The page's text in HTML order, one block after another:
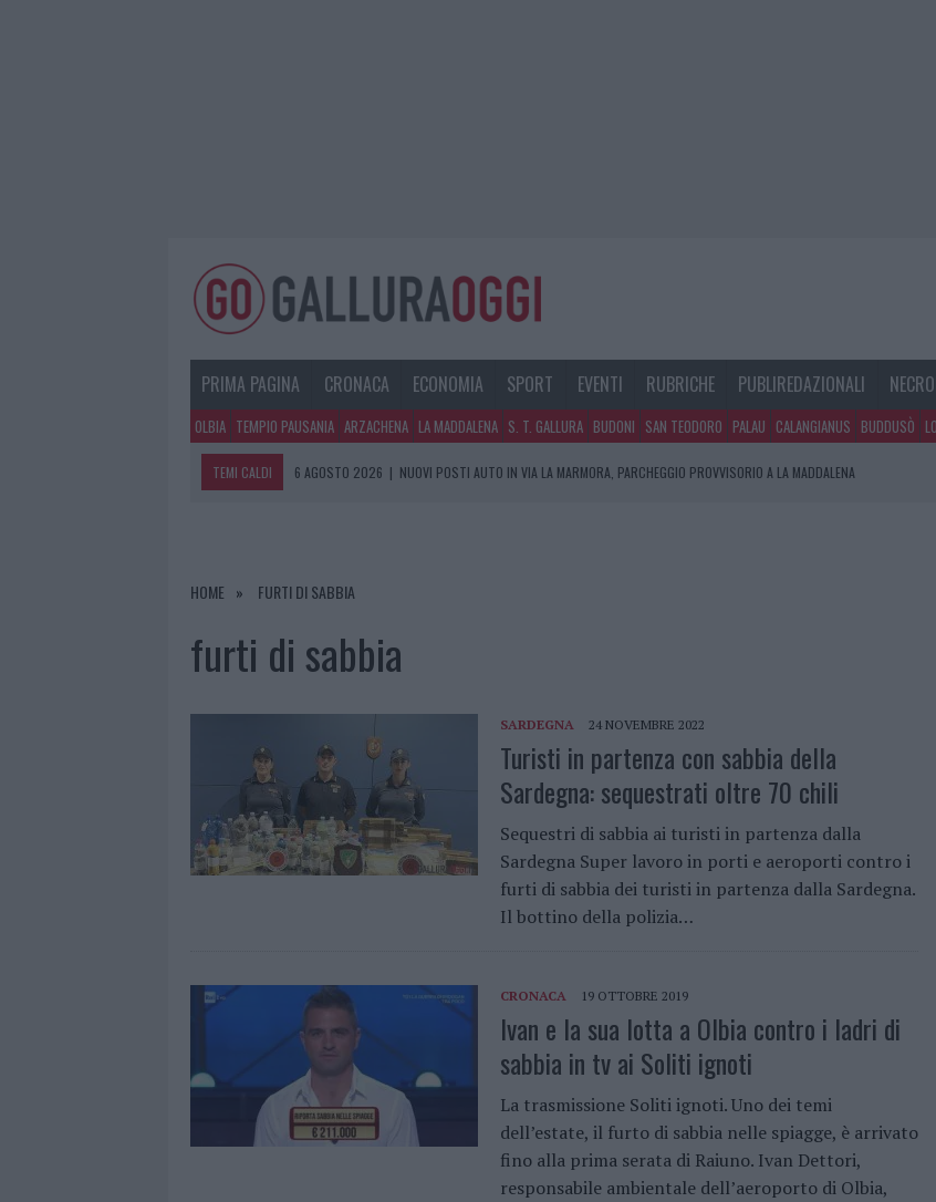
PRIMA PAGINA CRONACA ECONOMIA SPORT EVENTI RUBRICHE PUBLIREDAZIONALI
OLBIA TEMPIO PAUSANIA ARZACHENA LA MADDALENA S. T. GALLURA BUDONI SAN TEODORO PALAU CALANGIANUS BUDDUSÒ
TEMI CALDI 6 AGOSTO 2026 | NUOVI POSTI AUTO IN VIA LA MARMORA, PARCHEGGIO PROVVISORIO A LA MADDALENA
6 AGOSTO 2026
TEST TUNNEL OLBIA: RAMPE CHIUSE ANCORA FINO A FINE AGOSTO
HOME FURTI DI SABBIA
furti di sabbia
SARDEGNA 24 NOVEMBRE 2022
Turisti in partenza con sabbia della
Sardegna: sequestrati oltre 70 chili
Sequestri di sabbia ai turisti in partenza dalla
Sardegna Super lavoro in porti e aeroporti contro i
furti di sabbia dei turisti in partenza dalla Sardegna.
Il bottino della polizia…
CRONACA 19 OTTOBRE 2019
Ivan e la sua lotta a Olbia contro i ladri di
sabbia in tv ai Soliti ignoti
La trasmissione Soliti ignoti. Uno dei temi
dell’estate, il furto di sabbia nelle spiagge, è arrivato
fino alla prima serata di Raiuno. Ivan Dettori,
responsabile ambientale dell’aeroporto di Olbia,